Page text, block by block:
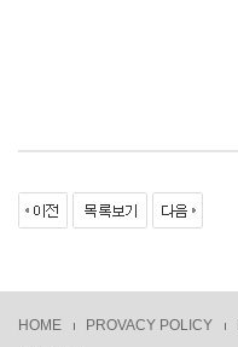
HOME PROVACY POLICY